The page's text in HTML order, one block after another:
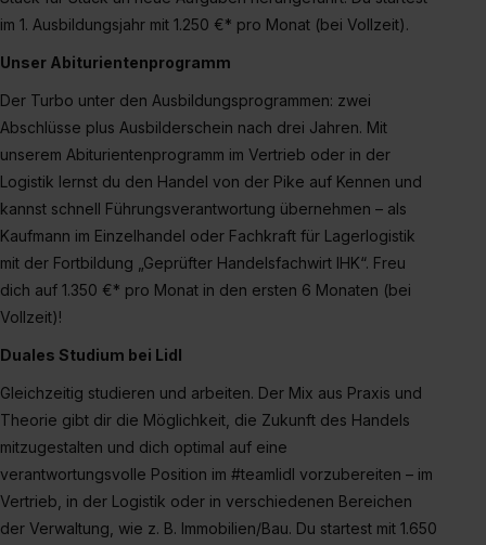
im 1. Ausbildungsjahr mit 1.250 €* pro Monat (bei Vollzeit).
Unser Abiturientenprogramm
Der Turbo unter den Ausbildungsprogrammen: zwei
Abschlüsse plus Ausbilderschein nach drei Jahren. Mit
unserem Abiturientenprogramm im Vertrieb oder in der
Logistik lernst du den Handel von der Pike auf Kennen und
kannst schnell Führungsverantwortung übernehmen – als
Kaufmann im Einzelhandel oder Fachkraft für Lagerlogistik
mit der Fortbildung „Geprüfter Handelsfachwirt IHK“. Freu
dich auf 1.350 €* pro Monat in den ersten 6 Monaten (bei
Vollzeit)!
Duales Studium bei Lidl
Gleichzeitig studieren und arbeiten. Der Mix aus Praxis und
Theorie gibt dir die Möglichkeit, die Zukunft des Handels
mitzugestalten und dich optimal auf eine
verantwortungsvolle Position im #teamlidl vorzubereiten – im
Vertrieb, in der Logistik oder in verschiedenen Bereichen
der Verwaltung, wie z. B. Immobilien/Bau. Du startest mit 1.650